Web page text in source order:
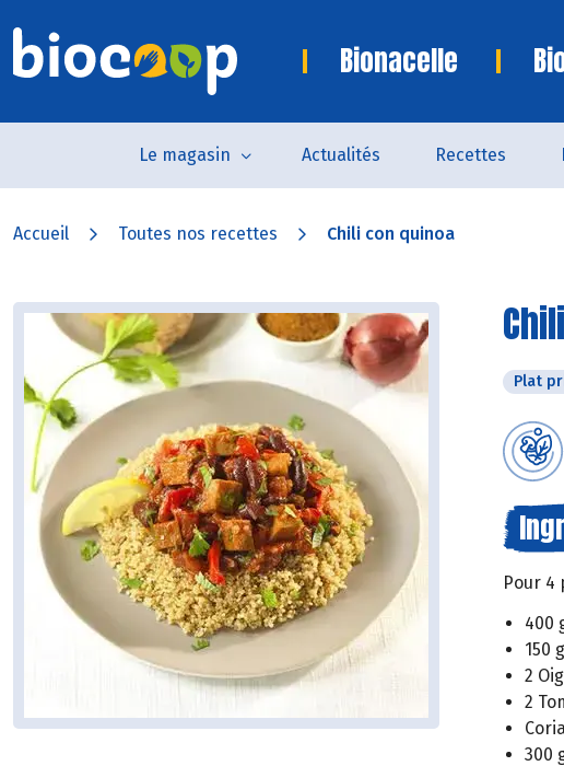
Bionacelle
Le magasin Actualités Recettes
Accueil Toutes nos recettes Chili con quinoa
Plat
Pour 4
400
150
2
2
300